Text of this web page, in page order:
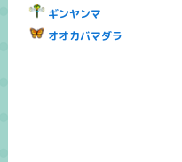
ギンヤンマ
オオカバマダラ